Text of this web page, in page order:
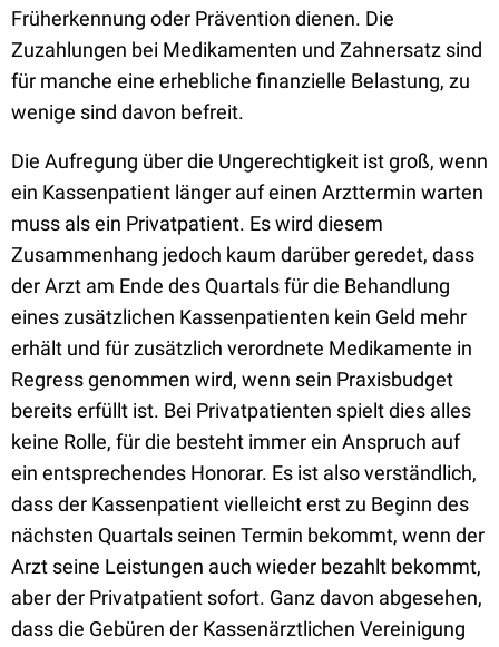
Früherkennung oder Prävention dienen. Die
Zuzahlungen bei Medikamenten und Zahnersatz sind
für manche eine erhebliche finanzielle Belastung, zu
wenige sind davon befreit.
Die Aufregung über die Ungerechtigkeit ist groß, wenn
ein Kassenpatient länger auf einen Arzttermin warten
muss als ein Privatpatient. Es wird diesem
Zusammenhang jedoch kaum darüber geredet, dass
der Arzt am Ende des Quartals für die Behandlung
eines zusätzlichen Kassenpatienten kein Geld mehr
erhält und für zusätzlich verordnete Medikamente in
Regress genommen wird, wenn sein Praxisbudget
bereits erfüllt ist. Bei Privatpatienten spielt dies alles
keine Rolle, für die besteht immer ein Anspruch auf
ein entsprechendes Honorar. Es ist also verständlich,
dass der Kassenpatient vielleicht erst zu Beginn des
nächsten Quartals seinen Termin bekommt, wenn der
Arzt seine Leistungen auch wieder bezahlt bekommt,
aber der Privatpatient sofort. Ganz davon abgesehen,
dass die Gebüren der Kassenärztlichen Vereinigung